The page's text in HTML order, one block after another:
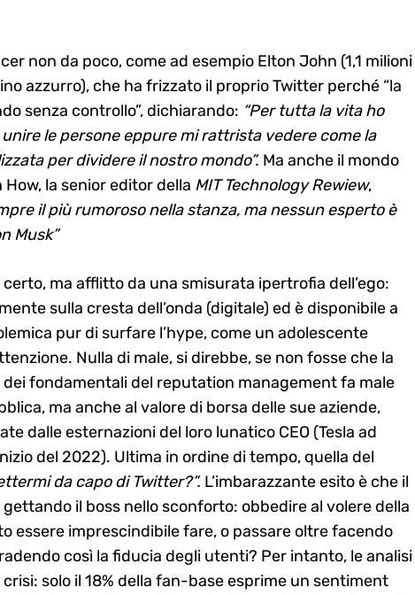
non da poco, come ad esempio Elton John (1,1 milioni
azzurro), che ha frizzato il proprio Twitter perché “la
senza controllo”, dichiarando: “Per tutta la vita ho
le persone eppure mi rattrista vedere come la
per dividere il nostro mondo”.Ma anche il mondo
la senior editor della MIT Technology Rewiew,
il più rumoroso nella stanza, ma nessun esperto è
Musk”
ma afflitto da una smisurata ipertrofia dell’ego:
sulla cresta dell’onda (digitale) ed è disponibile a
pur di surfare l’hype, come un adolescente
Nulla di male, si direbbe, se non fosse che la
fondamentali del reputation management fa male
ma anche al valore di borsa delle sue aziende,
dalle esternazioni del loro lunatico CEO (Tesla ad
del 2022). Ultima in ordine di tempo, quella del
da capo di Twitter?”.L’imbarazzante esito è che il
gettando il boss nello sconforto: obbedire al volere della
essere imprescindibile fare, o passare oltre facendo
così la fiducia degli utenti? Per intanto, le analisi
solo il 18% della fan-base esprime un sentiment